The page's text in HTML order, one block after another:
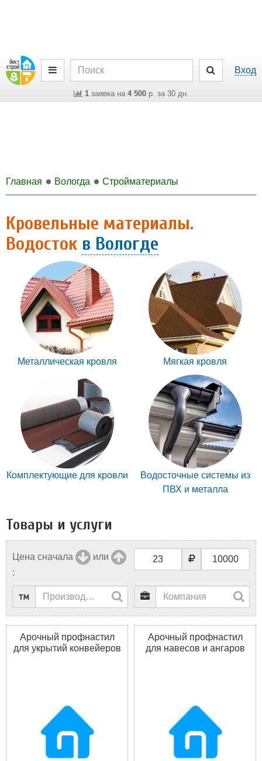
Вход
1заявка на 4 500р. за 30 дн.
Главная Вологда Стройматериалы
Кровельные материалы.
Водосток в Вологде
Металлическая кровля Мягкая кровля
Комплектующие для кровли
Водосточные системы из
ПВХ и металла
Товары и услуги
Цена сначала
или
:
Арочный профнастил
для укрытий конвейеров
Арочный профнастил
для навесов и ангаров